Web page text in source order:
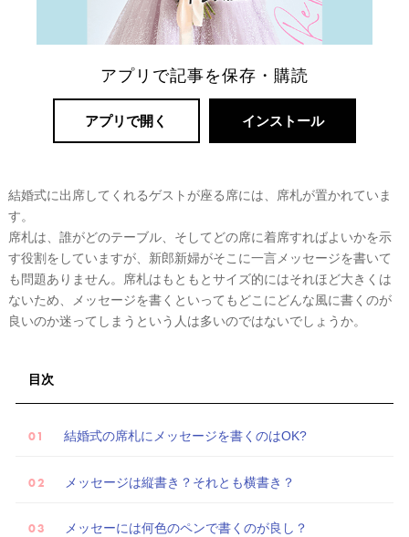
アプリで記事を保存・購読
アプリで開く インストール
結婚式に出席してくれるゲストが座る席には、席札が置かれていま
す。
席札は、誰がどのテーブル、そしてどの席に着席すればよいかを示
す役割をしていますが、新郎新婦がそこに一言メッセージを書いて
も問題ありません。席札はもともとサイズ的にはそれほど大きくは
ないため、メッセージを書くといってもどこにどんな風に書くのが
良いのか迷ってしまうという人は多いのではないでしょうか。
目次
結婚式の席札にメッセージを書くのはOK?
メッセージは縦書き？それとも横書き？
メッセーには何色のペンで書くのが良し？
リ
ゾ
ー
ト